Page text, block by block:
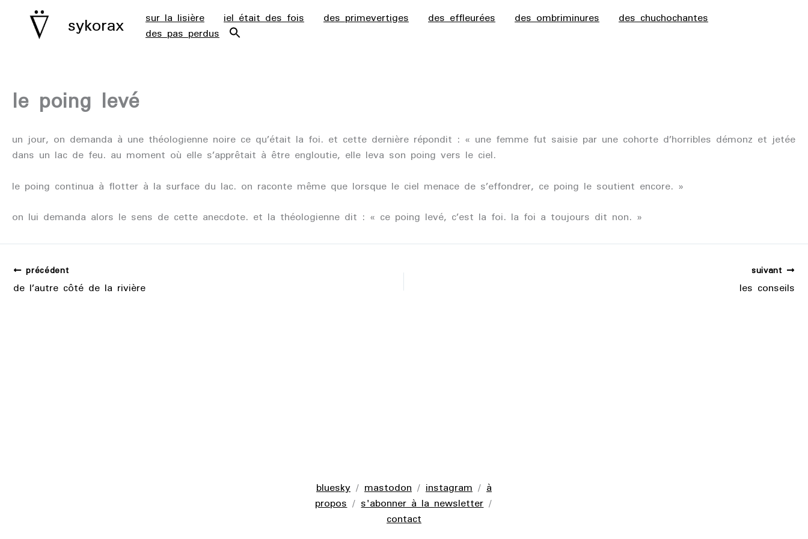
sykorax sur la lisière iel était des fois des primevertiges des effleurées des ombriminures des chuchochantes
des pas perdus
le poing levé
un jour, on demanda à une théologienne noire ce qu’était la foi. et cette dernière répondit : « une femme fut saisie par une cohorte d’horribles démonz et jetée
dans un lac de feu. au moment où elle s’apprêtait à être engloutie, elle leva son poing vers le ciel.
le poing continua à flotter à la surface du lac. on raconte même que lorsque le ciel menace de s’effondrer, ce poing le soutient encore. »
on lui demanda alors le sens de cette anecdote. et la théologienne dit : « ce poing levé, c’est la foi. la foi a toujours dit non. »
précédent
de l’autre côté de la rivière
suivant
les conseils
bluesky/ mastodon/ instagram/ à
propos/s'abonner à la newsletter/
contact